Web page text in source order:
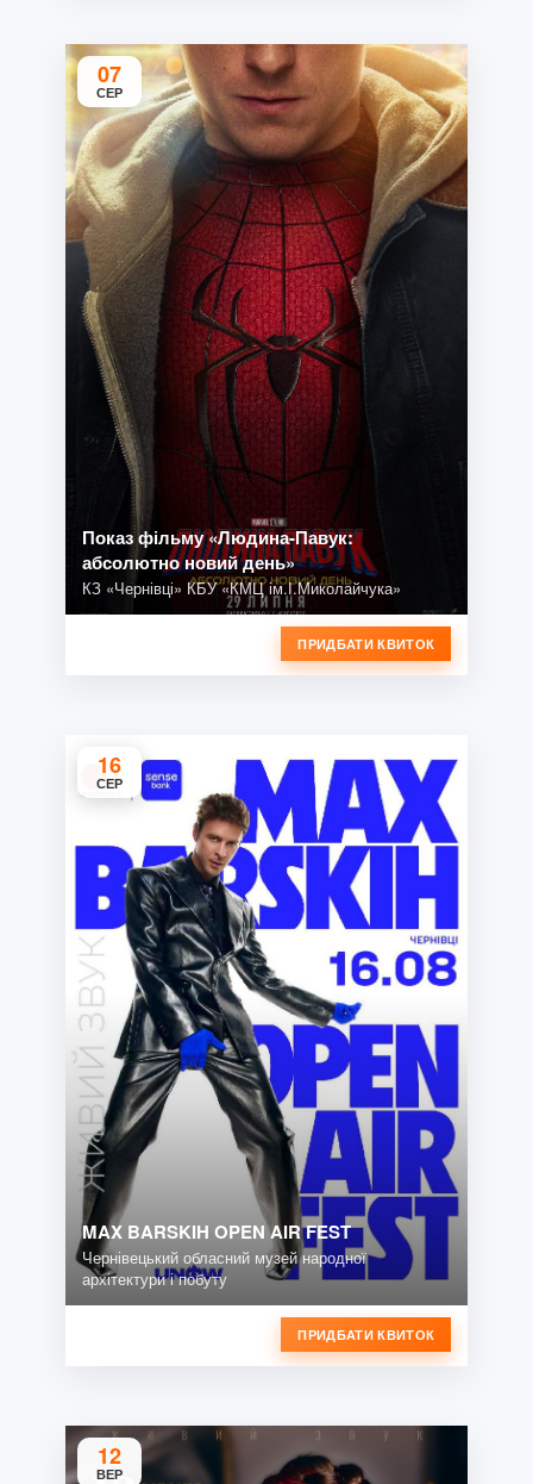
07
СЕР
Показ фільму «Людина-Павук:
абсолютно новий день»
КЗ «Чернівці» КБУ «КМЦ ім.І.Миколайчука»
ПРИДБАТИ КВИТОК
16
СЕР
MAX BARSKIH OPEN AIR FEST
Чернівецький обласний музей народної
архітектури і побуту
ПРИДБАТИ КВИТОК
12
ВЕР